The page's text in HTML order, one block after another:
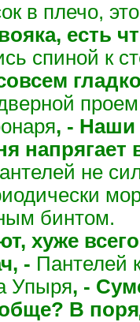
в плечо,
есть
спиной к
, - Наши
не
бинтом.
хуже
- Пантелей
Упыря, -
В